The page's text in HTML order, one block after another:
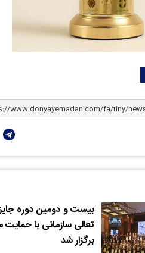
بیست و دومین دوره
تعالی سازمانی با حمایت
برگزار شد